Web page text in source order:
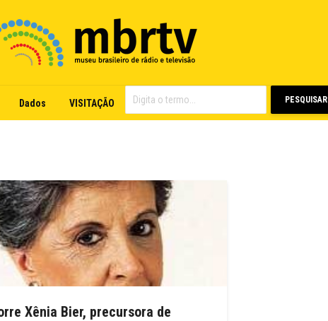
Dados VISITAÇÃO PESQUISAR
Xênia Bier, precursora de